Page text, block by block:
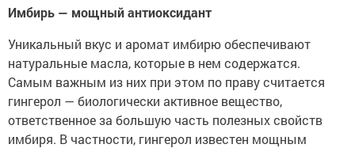
Имбирь — мощный антиоксидант
Уникальный вкус и аромат имбирю обеспечивают
натуральные масла, которые в нем содержатся.
Самым важным из них при этом по праву считается
гингерол — биологически активное вещество,
ответственное за большую часть полезных свойств
имбиря. В частности, гингерол известен мощным